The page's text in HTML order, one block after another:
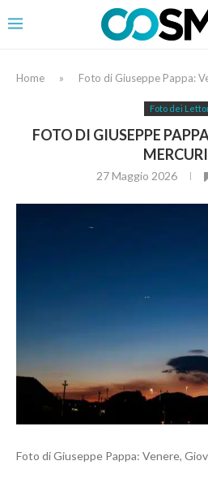
Home » Foto di Giuseppe Pappa:
Foto dei
FOTO DI GIUSEPPE
27 Maggio 2026
Foto di Giuseppe Pappa: Venere,